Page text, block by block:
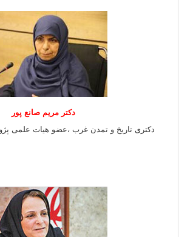
دکتر مریم صانع پور
دکتری تاریخ و تمدن غرب ،عضو هیات علمی